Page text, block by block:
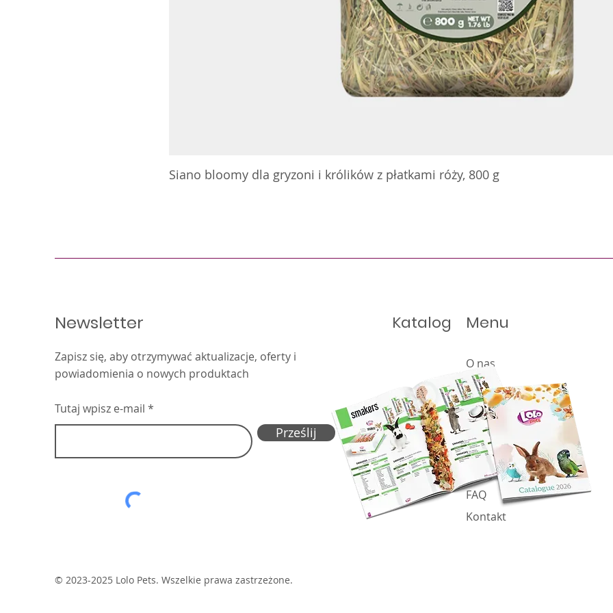
Siano bloomy dla gryzoni i królików z płatkami róży, 800 g
Newsletter
Zapisz się, aby otrzymywać aktualizacje, oferty i
powiadomienia o nowych produktach
Tutaj wpisz e-mail
Prześlij
Menu
O nas
Oferta
Produkty
Katalog
Aktualności
Polityka plików cookie
FAQ
Kontakt
© 2023-2025 Lolo Pets. Wszelkie prawa zastrzeżone.
Katalog